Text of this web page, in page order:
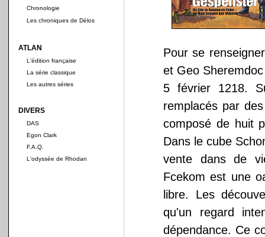
Chronologie
Les chroniques de Délos
ATLAN
L'édition française
La série classique
Les autres séries
DIVERS
DAS
Egon Clark
F.A.Q.
L'odyssée de Rhodan
Pour se
et Geo
5 février 1218.
remplacés par
composé de huit
Dans le cube
vente dans de
Fcekom est une
libre. Les
qu'un regard
dépendance. Ce